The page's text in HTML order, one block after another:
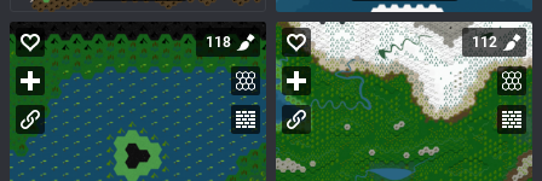
118 112